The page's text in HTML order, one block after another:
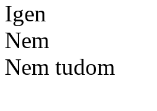
Igen
Nem
Nem tudom